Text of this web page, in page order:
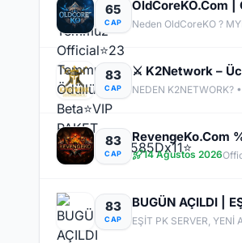
65
CAP
83
CAP
83
CAP 14 Ağustos 2026
83
CAP
BUGÜN AÇILDI |